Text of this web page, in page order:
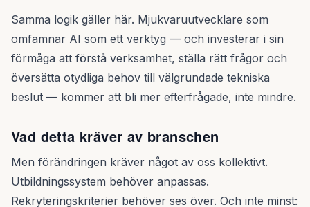
Samma logik gäller här. Mjukvaruutvecklare som
omfamnar AI som ett verktyg — och investerar i sin
förmåga att förstå verksamhet, ställa rätt frågor och
översätta otydliga behov till välgrundade tekniska
beslut — kommer att bli mer efterfrågade, inte mindre.
Vad detta kräver av branschen
Men förändringen kräver något av oss kollektivt.
Utbildningssystem behöver anpassas.
Rekryteringskriterier behöver ses över. Och inte minst: